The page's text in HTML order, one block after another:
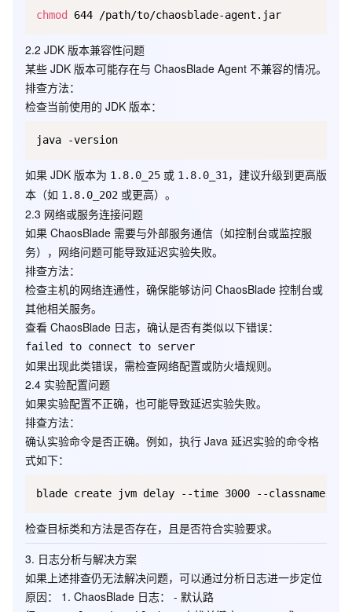
chmod
2.2 JDK 版本兼容性问题
某些 JDK 版本可能存在与 ChaosBlade Agent 不兼容的情况。
排查方法：
检查当前使用的 JDK 版本：
如果 JDK 版本为 1.8.0_25 或 1.8.0_31 ，建议升级到更高版
本（如 1.8.0_202 或更高）。
2.3 网络或服务连接问题
如果 ChaosBlade 需要与外部服务通信（如控制台或监控服
务），网络问题可能导致延迟实验失败。
排查方法：
检查主机的网络连通性，确保能够访问 ChaosBlade 控制台或
其他相关服务。
查看 ChaosBlade 日志，确认是否有类似以下错误：
failed to connect to server
如果出现此类错误，需检查网络配置或防火墙规则。
2.4 实验配置问题
如果实验配置不正确，也可能导致延迟实验失败。
排查方法：
确认实验命令是否正确。例如，执行 Java 延迟实验的命令格
式如下：
检查目标类和方法是否存在，且是否符合实验要求。
3. 日志分析与解决方案
如果上述排查仍无法解决问题，可以通过分析日志进一步定位
原因： 1. ChaosBlade 日志： - 默认路